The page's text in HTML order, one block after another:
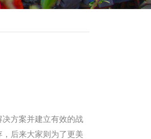
方案并建立有效的战
后来大家则为了更美